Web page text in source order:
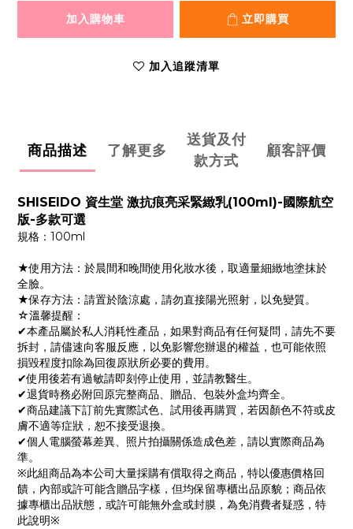
加入購物車 立即購買
加入追蹤清單
商品描述 了解更多
送貨及付
款方式
顧客評價
SHISEIDO 資生堂 激抗痕亮采緊緻乳(100ml)-國際航空
版-多款可選
規格：100ml
★使用方法：於晨間和晚間使用化妝水後，取適量細緻地塗抹於
全臉。
★保存方法：請置於陰涼處，請勿直接陽光照射，以免變質。
☆溫馨提醒：
✔本產品屬於私人消耗性產品，如果對商品有任何疑問，請先不要
拆封，請儘速向客服反應，以免影響您辦退的權益，也可能依照
損毀程度扣除為回復原狀所必要的費用。
✔使用後若有過敏請即刻停止使用，並請教醫生。
✔退貨時務必附回原完整商品、贈品、包裝外盒均齊全。
✔商品建議下訂前先實際試色、試用後再購買，若因顏色不符或皮
膚不適等症狀，恕不接受退換。
✔個人電腦螢幕差異、照片拍攝關係造成色差，請以實際商品為
準。
※此組商品為本公司大量採購有償取得之商品，特以優惠價格回
饋，內部或許可能含贈品字樣，但均保留專櫃出品原貌；商品依
據專櫃出品狀態，或許可能無外盒或封膜，為免消費者疑惑，特
此說明※